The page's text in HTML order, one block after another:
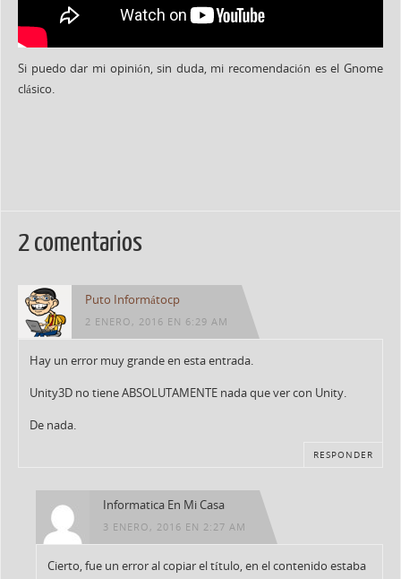
Si puedo dar mi opinión, sin duda, mi recomendación es el Gnome
clásico.
2 comentarios
Puto Informátocp
2 ENERO, 2016 EN 6:29 AM
Hay un error muy grande en esta entrada.
Unity3D no tiene ABSOLUTAMENTE nada que ver con Unity.
De nada.
RESPONDER
Informatica En Mi Casa
3 ENERO, 2016 EN 2:27 AM
Cierto, fue un error al copiar el título, en el contenido estaba